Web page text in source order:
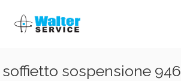
content
Walter
Service
parti
soffietto sospensione 946